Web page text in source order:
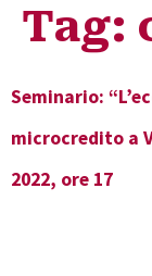
Tag:
Seminario:
microcredito a
2022, ore 17